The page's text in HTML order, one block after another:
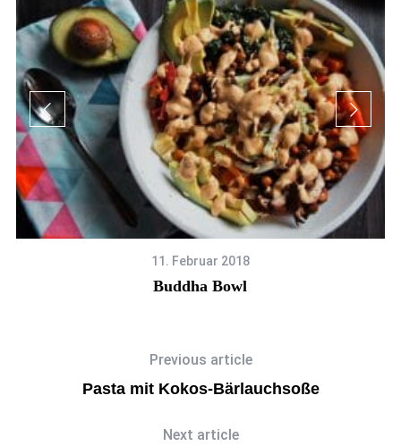
11. Februar 2018
Buddha Bowl
Previous article
Pasta mit Kokos-Bärlauchsoße
Next article